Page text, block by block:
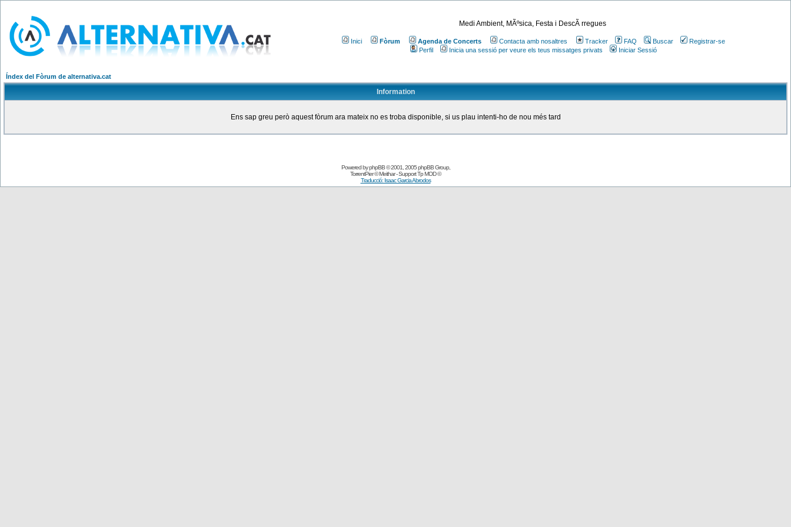
Medi Ambient, MÃºsica, Festa i DescÃ rregues
Inici Fòrum Agenda de Concerts Contacta amb nosaltres Tracker FAQ Buscar
Registrar-se
Perfil
Inicia una sessió per veure els teus missatges privats Iniciar Sessió
Índex del Fòrum de alternativa.cat
Information
Ens sap greu però aquest fòrum ara mateix no es troba disponible, si us plau intenti-ho de nou més tard
Powered byphpBB© 2001, 2005 phpBB Group,
TorrentPier© Meithar - SupportTp MOD©
Traducció: Isaac Garcia Abrodos